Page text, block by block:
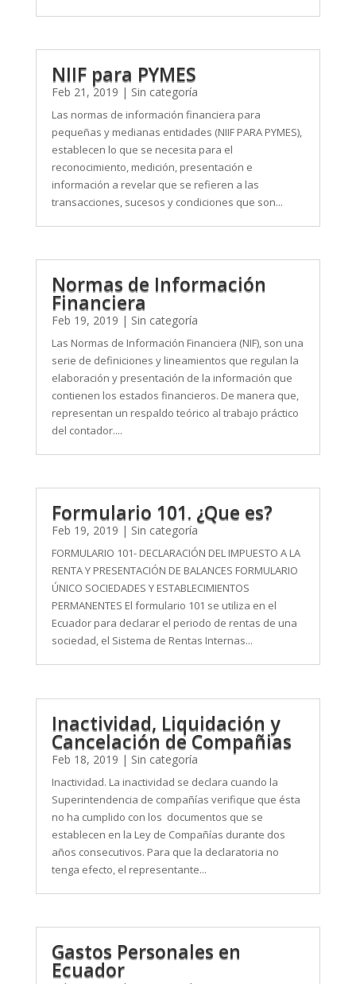
NIIF para PYMES
Feb 21, 2019 | Sin categoría
Las normas de información financiera para
pequeñas y medianas entidades (NIIF PARA PYMES),
establecen lo que se necesita para el
reconocimiento, medición, presentación e
información a revelar que se refieren a las
transacciones, sucesos y condiciones que son...
Normas de Información
Financiera
Feb 19, 2019 | Sin categoría
Las Normas de Información Financiera (NIF), son una
serie de definiciones y lineamientos que regulan la
elaboración y presentación de la información que
contienen los estados financieros. De manera que,
representan un respaldo teórico al trabajo práctico
del contador....
Formulario 101. ¿Que es?
Feb 19, 2019 | Sin categoría
FORMULARIO 101- DECLARACIÓN DEL IMPUESTO A LA
RENTA Y PRESENTACIÓN DE BALANCES FORMULARIO
ÚNICO SOCIEDADES Y ESTABLECIMIENTOS
PERMANENTES El formulario 101 se utiliza en el
Ecuador para declarar el periodo de rentas de una
sociedad, el Sistema de Rentas Internas...
Inactividad, Liquidación y
Cancelación de Compañias
Feb 18, 2019 | Sin categoría
Inactividad. La inactividad se declara cuando la
Superintendencia de compañías verifique que ésta
no ha cumplido con los documentos que se
establecen en la Ley de Compañías durante dos
años consecutivos. Para que la declaratoria no
tenga efecto, el representante...
Gastos Personales en
Ecuador